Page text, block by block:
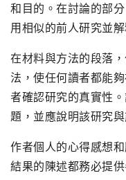
和目的。在討論的部
用相似的前人研究並
在材料與方法的段落
法，使任何讀者都能
者確認研究的真實性
題，並應說明該研究
作者個人的心得感想
結果的陳述都務必提供